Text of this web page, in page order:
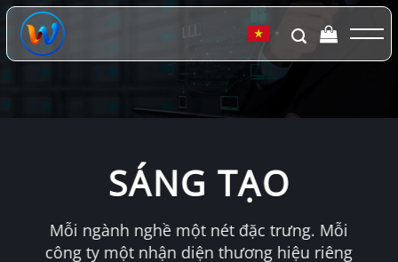
Chuyển
đến
dung
▼
SÁNG TẠO
Mỗi ngành nghề một nét đặc trưng. Mỗi
công ty một nhận diện thương hiệu riêng